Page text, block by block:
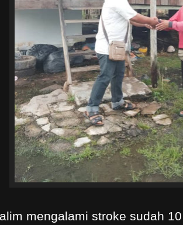
mengalami stroke sudah